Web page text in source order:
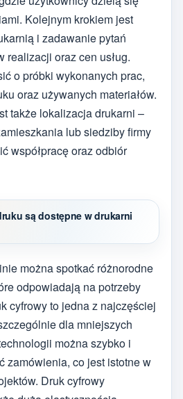
Kolejnym krokiem jest
i zadawanie pytań
realizacji oraz cen usług.
o próbki wykonanych prac,
oraz używanych materiałów.
także lokalizacja drukarni –
lub siedziby firmy
współpracę oraz odbiór
są dostępne w drukarni
można spotkać różnorodne
odpowiadają na potrzeby
cyfrowy to jedna z najczęściej
dla mniejszych
można szybko i
zamówienia, co jest istotne w
Druk cyfrowy